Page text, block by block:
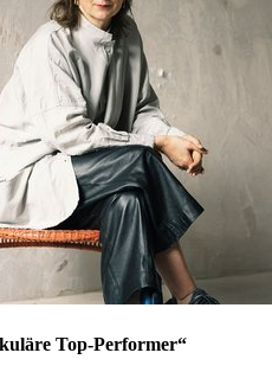
Top-Performer“